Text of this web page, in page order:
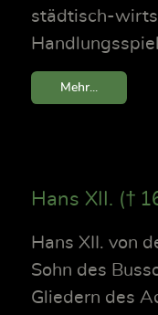
städtisch-
Mehr...
Hans XII. (†
Hans XII. von
Sohn des
Gliedern des